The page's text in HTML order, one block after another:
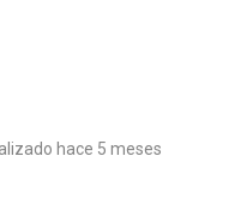
hace 5 meses